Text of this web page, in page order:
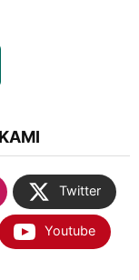
Twitter
Youtube